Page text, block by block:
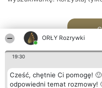
ORŁY Rozrywki
19:30
Cześć, chętnie Ci pomogę!
odpowiedni temat rozmowy!